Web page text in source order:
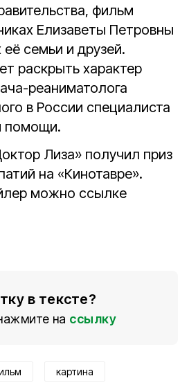
фильм
Елизаветы Петровны
семьи и друзей.
раскрыть характер
реаниматолога
в России специалиста
помощи.
Лиза» получил приз
на «Кинотавре».
можно ссылке
в тексте?
на ссылку
картина